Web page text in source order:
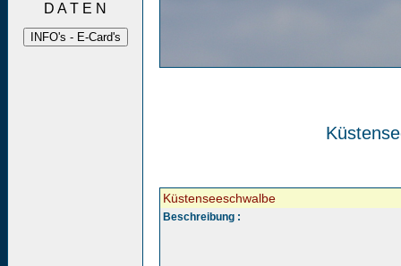
D A T E N
Küstenseeschwalbe
Beschreibung :